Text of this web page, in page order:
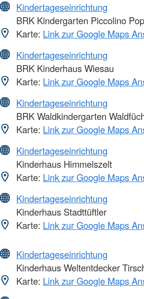
Kindertageseinrichtung
BRK Kindergarten Piccolino
Karte: Link zur Google Maps
Kindertageseinrichtung
BRK Kinderhaus Wiesau
Karte: Link zur Google Maps
Kindertageseinrichtung
BRK Waldkindergarten
Karte: Link zur Google Maps
Kindertageseinrichtung
Kinderhaus Himmelszelt
Karte: Link zur Google Maps
Kindertageseinrichtung
Kinderhaus Stadttüftler
Karte: Link zur Google Maps
Kindertageseinrichtung
Kinderhaus Weltentdecker
Karte: Link zur Google Maps